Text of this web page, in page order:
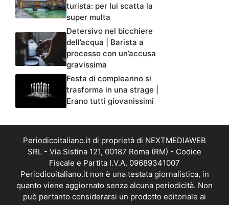
turista: per lui scatta la
super multa
Detersivo nel bicchiere
dell’acqua | Barista a
processo con un’accusa
gravissima
Festa di compleanno si
trasforma in una strage |
Erano tutti giovanissimi
Periodicoitaliano.it di proprietà di NEXTMEDIAWEB
SRL - Via Sistina 121, 00187 Roma (RM) - Codice
Fiscale e Partita I.V.A. 09689341007
Periodicoitaliano.it non è una testata giornalistica, in
quanto viene aggiornato senza alcuna periodicità. Non
può pertanto considerarsi un prodotto editoriale ai